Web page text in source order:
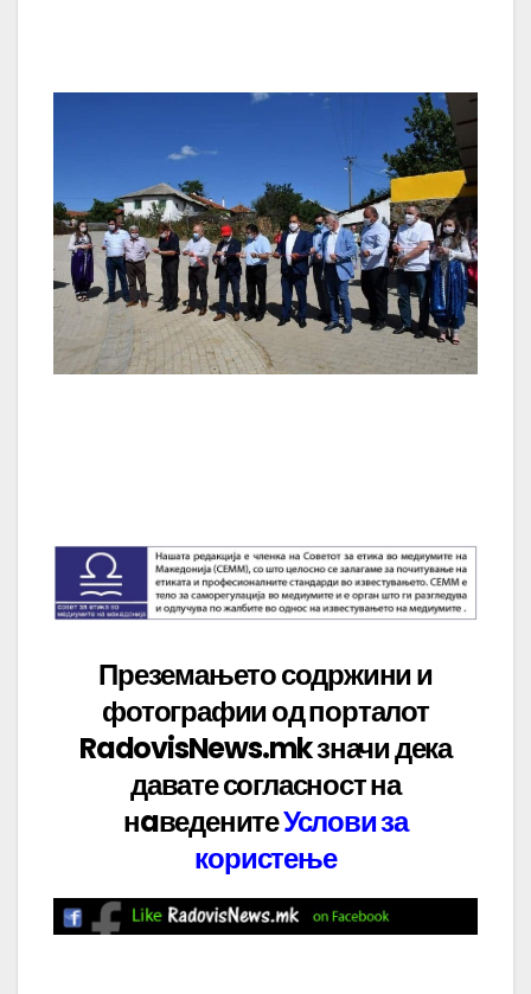
Преземањето содржини и
фотографии од порталот
RadovisNews.mk значи дека
даватесогласност на
нaведенитеУслови за
користење